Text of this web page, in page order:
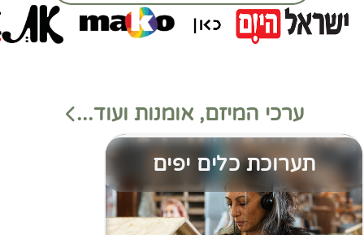
ערכי המיזם, אומנות ועוד...
תערוכת כלים יפים